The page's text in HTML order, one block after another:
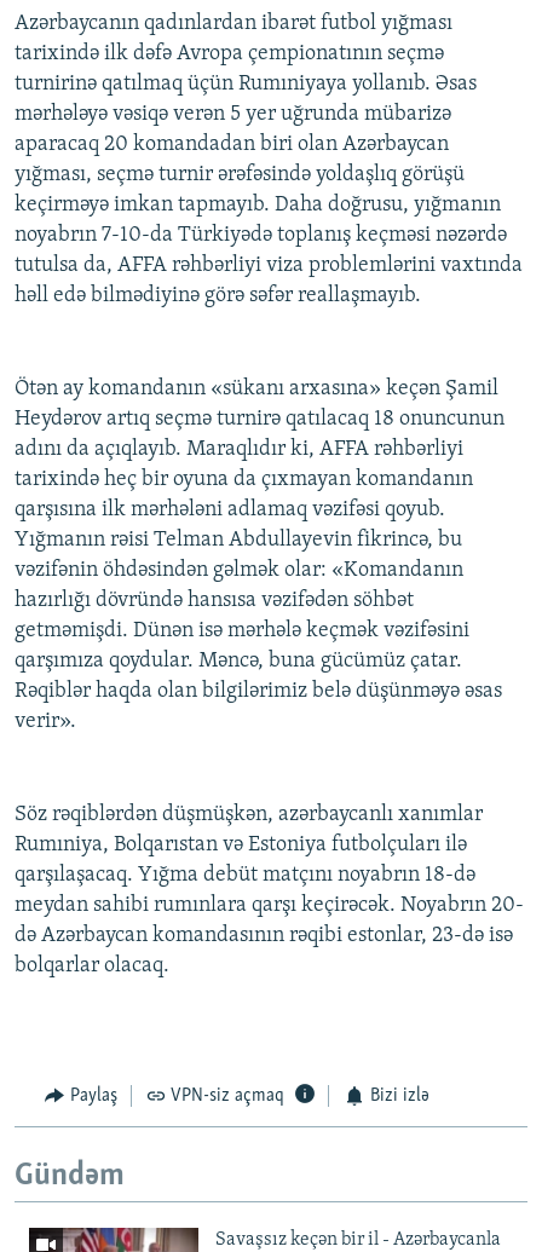
Azərbaycanın qadınlardan ibarət futbol yığması
tarixində ilk dəfə Avropa çempionatının seçmə
turnirinə qatılmaq üçün Rumıniyaya yollanıb. Əsas
mərhələyə vəsiqə verən 5 yer uğrunda mübarizə
aparacaq 20 komandadan biri olan Azərbaycan
yığması, seçmə turnir ərəfəsində yoldaşlıq görüşü
keçirməyə imkan tapmayıb. Daha doğrusu, yığmanın
noyabrın 7-10-da Türkiyədə toplanış keçməsi nəzərdə
tutulsa da, AFFA rəhbərliyi viza problemlərini vaxtında
həll edə bilmədiyinə görə səfər reallaşmayıb.
Ötən ay komandanın «sükanı arxasına» keçən Şamil
Heydərov artıq seçmə turnirə qatılacaq 18 onuncunun
adını da açıqlayıb. Maraqlıdır ki, AFFA rəhbərliyi
tarixində heç bir oyuna da çıxmayan komandanın
qarşısına ilk mərhələni adlamaq vəzifəsi qoyub.
Yığmanın rəisi Telman Abdullayevin fikrincə, bu
vəzifənin öhdəsindən gəlmək olar: «Komandanın
hazırlığı dövründə hansısa vəzifədən söhbət
getməmişdi. Dünən isə mərhələ keçmək vəzifəsini
qarşımıza qoydular. Məncə, buna gücümüz çatar.
Rəqiblər haqda olan bilgilərimiz belə düşünməyə əsas
verir».
Söz rəqiblərdən düşmüşkən, azərbaycanlı xanımlar
Rumıniya, Bolqarıstan və Estoniya futbolçuları ilə
qarşılaşacaq. Yığma debüt matçını noyabrın 18-də
meydan sahibi rumınlara qarşı keçirəcək. Noyabrın 20-
də Azərbaycan komandasının rəqibi estonlar, 23-də isə
bolqarlar olacaq.
Paylaş VPN-siz açmaq Bizi izlə
Gündəm
Savaşsız keçən bir il - Azərbaycanla